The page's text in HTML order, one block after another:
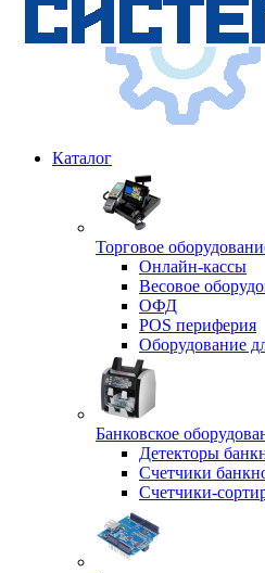
Каталог
Торговое
Онлайн-кассы
Весовое
ОФД
POS периферия
Оборудование
Банковское
Детекторы
Счетчики
Счетчики-